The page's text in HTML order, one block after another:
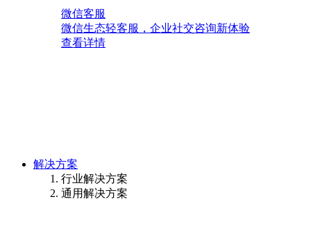
微信客服
微信生态轻客服，企业社交咨询新体验
查看详情
解决方案
行业解决方案
通用解决方案